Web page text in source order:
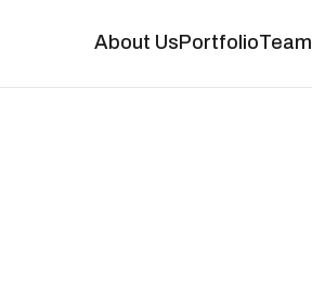
About UsPortfolioTeam